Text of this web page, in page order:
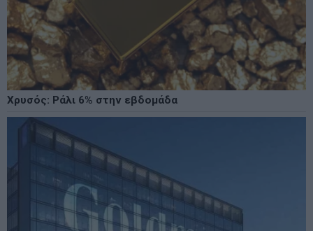
Χρυσός: Ράλι 6% στην εβδομάδα